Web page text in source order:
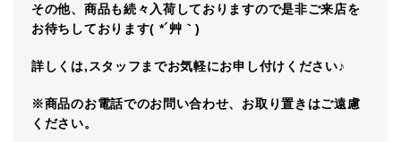
その他、商品も続々入荷しておりますので是非ご来店を
お待ちしております( *´艸｀)
詳しくは,スタッフまでお気軽にお申し付けください♪
※商品のお電話でのお問い合わせ、お取り置きはご遠慮
ください。